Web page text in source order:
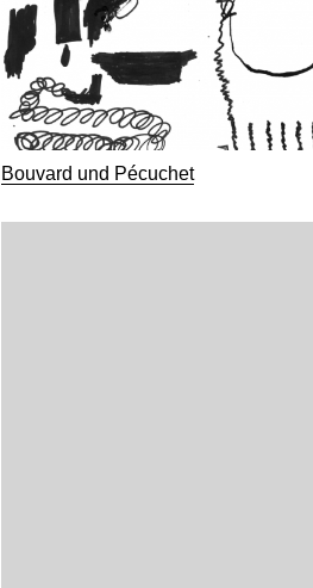
Bouvard und Pécuchet